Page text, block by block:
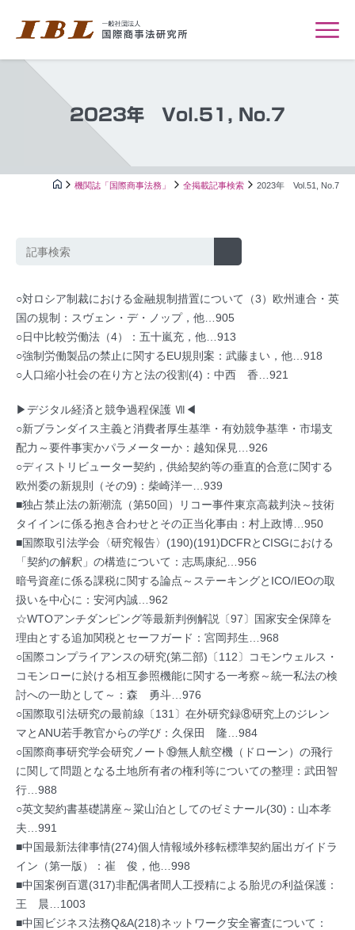
2023年 Vol.51, No.7
機関誌「国際商事法務」 全掲載記事検索 2023年 Vol.51, No.7
○対ロシア制裁における金融規制措置について（3）欧州連合・英
国の規制：スヴェン・デ・ノップ，他…905
○日中比較労働法（4）：五十嵐充，他…913
○強制労働製品の禁止に関するEU規則案：武藤まい，他…918
○人口縮小社会の在り方と法の役割(4)：中西 香…921
▶デジタル経済と競争過程保護 Ⅶ◀
○新ブランダイス主義と消費者厚生基準・有効競争基準・市場支
配力～要件事実かパラメーターか：越知保見…926
○ディストリビューター契約，供給契約等の垂直的合意に関する
欧州委の新規則（その9)：柴崎洋一…939
■独占禁止法の新潮流（第50回）リコー事件東京高裁判決～技術
タイインに係る抱き合わせとその正当化事由：村上政博…950
■国際取引法学会〈研究報告〉(190)(191)DCFRとCISGにおける
「契約の解釈」の構造について：志馬康紀…956
暗号資産に係る課税に関する論点～ステーキングとICO/IEOの取
扱いを中心に：安河内誠…962
☆WTOアンチダンピング等最新判例解説〔97〕国家安全保障を
理由とする追加関税とセーフガード：宮岡邦生…968
○国際コンプライアンスの研究(第二部)〔112〕コモンウェルス・
コモンローに於ける相互参照機能に関する一考察～統一私法の検
討への一助として～：森 勇斗…976
○国際取引法研究の最前線〔131〕在外研究録⑧研究上のジレン
マとANU若手教官からの学び：久保田 隆…984
○国際商事研究学会研究ノート⑲無人航空機（ドローン）の飛行
に関して問題となる土地所有者の権利等についての整理：武田智
行…988
○英文契約書基礎講座～粱山泊としてのゼミナール(30)：山本孝
夫…991
■中国最新法律事情(274)個人情報域外移転標準契約届出ガイドラ
イン（第一版）：崔 俊，他…998
■中国案例百選(317)非配偶者間人工授精による胎児の利益保護：
王 晨…1003
■中国ビジネス法務Q&A(218)ネットワーク安全審査について：